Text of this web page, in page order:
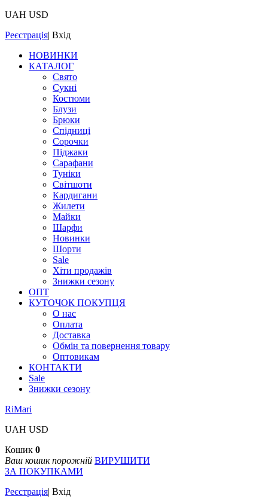
UAH USD
Реєстрація| Вхід
НОВИНКИ
КАТАЛОГ
Свято
Сукні
Костюми
Блузи
Брюки
Спідниці
Сорочки
Піджаки
Сарафани
Туніки
Світшоти
Кардигани
Жилети
Майки
Шарфи
Новинки
Шорти
Sale
Хіти продажів
Знижки сезону
ОПТ
КУТОЧОК ПОКУПЦЯ
О нас
Оплата
Доставка
Обмін та повернення товару
Оптовикам
КОНТАКТИ
Sale
Знижки сезону
RiMari
UAH USD
Кошик 0
Ваш кошик порожній ВИРУШИТИ
ЗА ПОКУПКАМИ
Реєстрація| Вхід